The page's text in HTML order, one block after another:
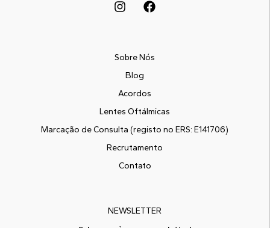
Sobre Nós
Blog
Acordos
Lentes Oftálmicas
Marcação de Consulta (registo no ERS: E141706)
Recrutamento
Contato
NEWSLETTER